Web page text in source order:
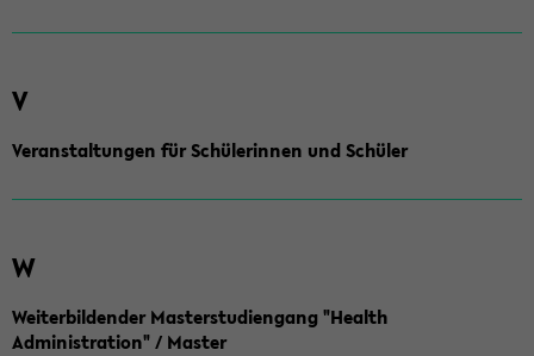
V
Veranstaltungen für Schülerinnen und Schüler
W
Weiterbildender Masterstudiengang "Health
Administration" / Master